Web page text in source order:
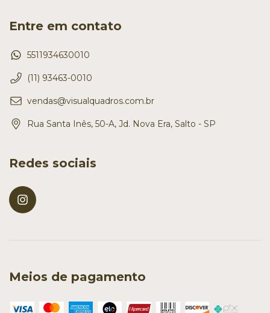
Entre em contato
5511934630010
(11) 93463-0010
vendas@visualquadros.com.br
Rua Santa Inês, 50-A, Jd. Nova Era, Salto - SP
Redes sociais
Meios de pagamento